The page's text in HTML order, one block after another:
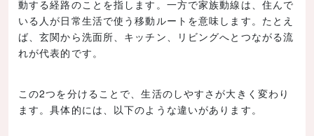
動する経路のことを指します。一方で家族動線は、住んで
いる人が日常生活で使う移動ルートを意味します。たとえ
ば、玄関から洗面所、キッチン、リビングへとつながる流
れが代表的です。
この2つを分けることで、生活のしやすさが大きく変わり
ます。具体的には、以下のような違いがあります。